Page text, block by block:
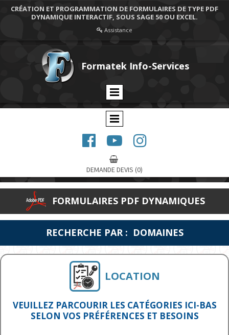
CRÉATION ET PROGRAMMATION DE FORMULAIRES DE TYPE PDF
DYNAMIQUE INTERACTIF, SOUS SAGE 50 OU EXCEL.
Assistance
Formatek Info-Services
  

DEMANDE DEVIS (0)
FORMULAIRES PDF DYNAMIQUES
RECHERCHE PAR : DOMAINES
LOCATION
VEUILLEZ PARCOURIR LES CATÉGORIES ICI-BAS
SELON VOS PRÉFÉRENCES ET BESOINS